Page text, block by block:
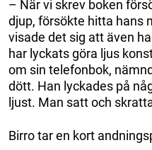
– När vi skrev boken
djup, försökte hitta hans
visade det sig att även
har lyckats göra ljus
om sin telefonbok,
dött. Han lyckades på
ljust. Man satt och
Birro tar en kort